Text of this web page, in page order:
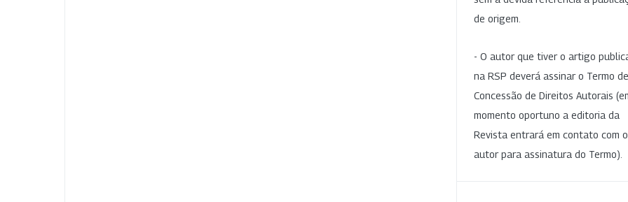
de origem.
- O autor que tiver o artigo
na RSP deverá assinar o Termo de
Concessão de Direitos Autorais
momento oportuno a editoria da
Revista entrará em contato com o
autor para assinatura do Termo).